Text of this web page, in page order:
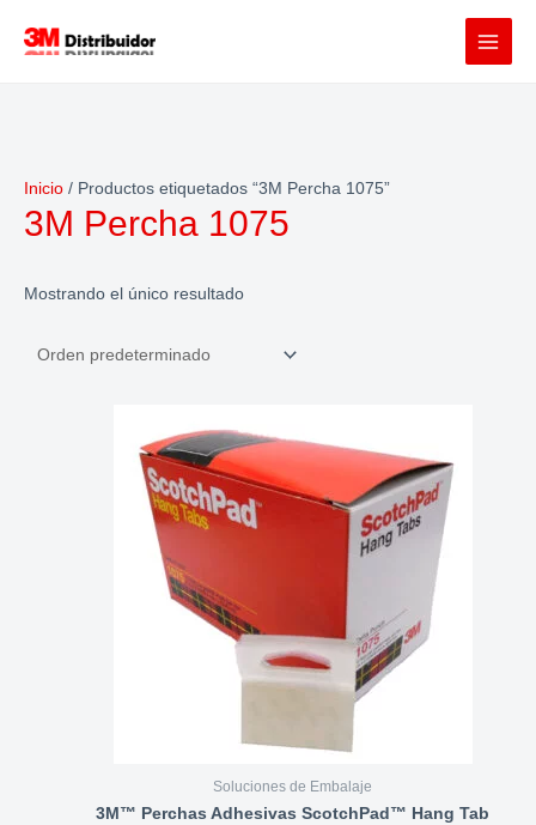
Inicio / Productos etiquetados “3M Percha 1075”
3M Percha 1075
Mostrando el único resultado
Soluciones de Embalaje
3M™ Perchas Adhesivas ScotchPad™ Hang Tab